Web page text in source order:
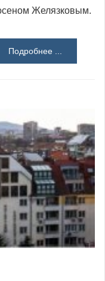
Желязковым.
Подробнее ...